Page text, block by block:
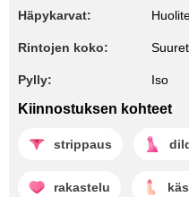
Häpykarvat:
Rintojen koko: Suuret
Pylly: Iso
Kiinnostuksen kohteet
strippaus
rakastelu